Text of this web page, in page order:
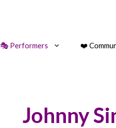
🎭 Performers ❤️
Johnny